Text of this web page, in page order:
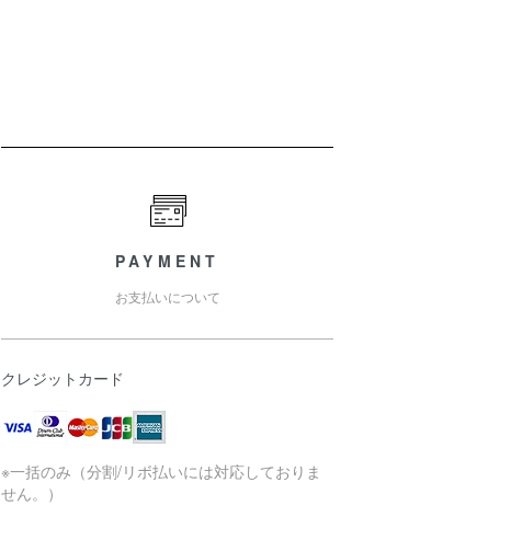
PAYMENT
お支払いについて
クレジットカード
※一括のみ（分割/リボ払いには対応しておりま
せん。）